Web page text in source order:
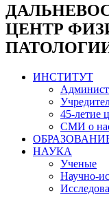
ЦЕНТР
ИНСТИТУТ
45-летие
СМИ о
НАУКА
Ученые
Научно-